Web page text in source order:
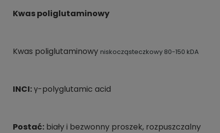
Kwas poliglutaminowy
Kwas poliglutaminowy niskocząsteczkowy 80-150 kDA
INCI:γ-polyglutamic acid
Postać: biały i bezwonny proszek, rozpuszczalny